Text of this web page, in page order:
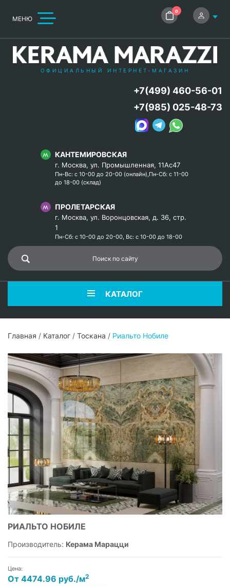
МЕНЮ
0
ОФИЦИАЛЬНЫЙ ИНТЕРНЕТ-МАГАЗИН
КАНТЕМИРОВСКАЯ
г. Москва, ул. Промышленная, 11Ас47
Пн-Вс: с 10-00 до 20-00 (онлайн),Пн-Сб: с 11-00
до 18-00 (склад)
ПРОЛЕТАРСКАЯ
г. Москва, ул. Воронцовская, д. 36, стр.
1
Пн-Сб: с 10-00 до 20-00, Вс: с 10-00 до 18-00
+7(499) 460-56-01
+7(985) 025-48-73
КАТАЛОГ
Главная / Каталог / Тоскана / Риальто Нобиле
РИАЛЬТО НОБИЛЕ
Производитель: Керама Марацци
Цена:
От 4474.96 руб./м2